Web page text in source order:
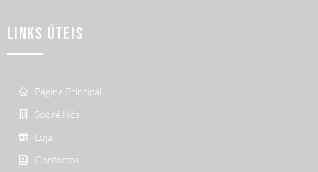
LINKS ÚTEIS
Página Principal
Sobré Nós
Loja
Contactos